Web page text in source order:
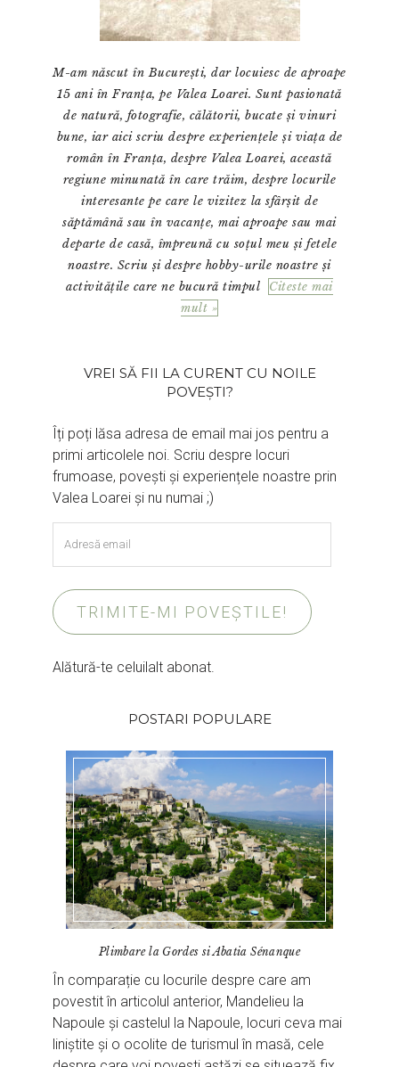
M-am născut în București, dar locuiesc de aproape
15 ani în Franța, pe Valea Loarei. Sunt pasionată
de natură, fotografie, călătorii, bucate și vinuri
bune, iar aici scriu despre experiențele și viața de
român în Franța, despre Valea Loarei, această
regiune minunată în care trăim, despre locurile
interesante pe care le vizitez la sfârșit de
săptămână sau în vacanțe, mai aproape sau mai
departe de casă, împreună cu soțul meu și fetele
noastre. Scriu și despre hobby-urile noastre și
activitățile care ne bucură timpul
Citeste mai
mult »
VREI SĂ FII LA CURENT CU NOILE
POVEȘTI?
Îți poți lăsa adresa de email mai jos pentru a
primi articolele noi. Scriu despre locuri
frumoase, povești și experiențele noastre prin
Valea Loarei și nu numai ;)
email
TRIMITE-MI POVEȘTILE!
Alătură-te celuilalt abonat.
POSTARI POPULARE
Plimbare la Gordes si Abatia Sénanque
În comparație cu locurile despre care am
povestit în articolul anterior, Mandelieu la
Napoule și castelul la Napoule, locuri ceva mai
liniștite și o ocolite de turismul în masă, cele